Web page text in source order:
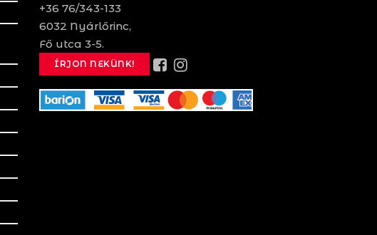
+36 76/343-133
6032 Nyárlőrinc,
Fő utca 3-5.
ÍRJON NEKÜNK!